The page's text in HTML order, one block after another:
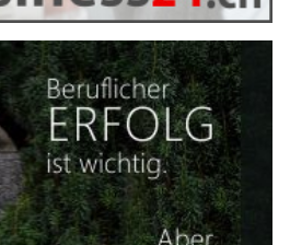
die dauerhaft Traffic